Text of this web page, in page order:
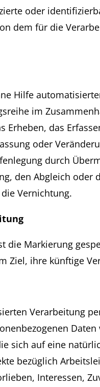
oder
dem für die
Hilfe
im
Erheben, das
oder
durch
den Abgleich oder
Vernichtung.
die Markierung
Ziel, ihre künftige
Verarbeitung
sich auf eine
bezüglich
Interessen,